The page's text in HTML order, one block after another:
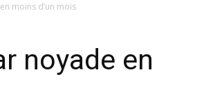
moins d’un mois
noyade en